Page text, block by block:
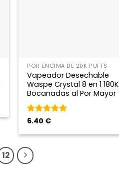
POR ENCIMA DE 20K PUFFS
Vapeador Desechable
Waspe Crystal 8 en 1 180K
Bocanadas al Por Mayor
Rated5
6.40 €
12